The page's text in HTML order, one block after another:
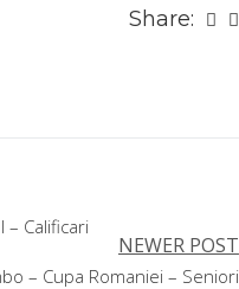
Share:
– Calificari
NEWER POST
– Cupa Romaniei – Seniori